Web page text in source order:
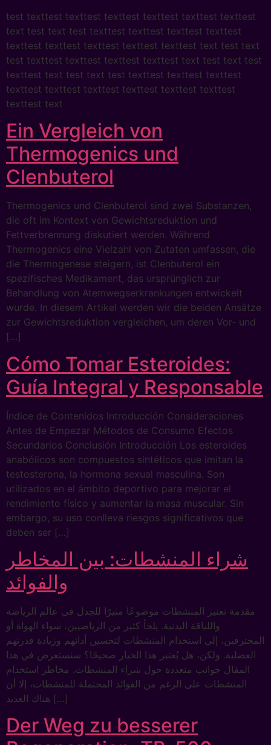
test texttest texttest texttest texttest texttest texttest
text test text test texttest texttest texttest texttest
texttest texttest texttest texttest texttest text test text
test texttest texttest texttest texttest text test text test
texttest text test text test texttest texttest texttest
texttest texttest texttest texttest texttest texttest
texttest text
Ein Vergleich von
Thermogenics und
Clenbuterol
Thermogenics und Clenbuterol sind zwei Substanzen,
die oft im Kontext von Gewichtsreduktion und
Fettverbrennung diskutiert werden. Während
Thermogenics eine Vielzahl von Zutaten umfassen, die
die Thermogenese steigern, ist Clenbuterol ein
spezifisches Medikament, das ursprünglich zur
Behandlung von Atemwegserkrankungen entwickelt
wurde. In diesem Artikel werden wir die beiden Ansätze
zur Gewichtsreduktion vergleichen, um deren Vor- und
[…]
Cómo Tomar Esteroides:
Guía Integral y Responsable
Índice de Contenidos Introducción Consideraciones
Antes de Empezar Métodos de Consumo Efectos
Secundarios Conclusión Introducción Los esteroides
anabólicos son compuestos sintéticos que imitan la
testosterona, la hormona sexual masculina. Son
utilizados en el ámbito deportivo para mejorar el
rendimiento físico y aumentar la masa muscular. Sin
embargo, su uso conlleva riesgos significativos que
deben ser […]
شراء المنشطات: بين المخاطر
والفوائد
مقدمة تعتبر المنشطات موضوعًا مثيرًا للجدل في عالم الرياضة
واللياقة البدنية. يلجأ كثير من الرياضيين، سواء الهواة أو
المحترفين، إلى استخدام المنشطات لتحسين أدائهم وزيادة قدرتهم
العضلية. ولكن، هل يُعتبر هذا الخيار صحيحًا؟ سنستعرض في هذا
المقال جوانب متعددة حول شراء المنشطات. مخاطر استخدام
المنشطات على الرغم من الفوائد المحتملة للمنشطات، إلا أن
هناك العديد […]
Der Weg zu besserer